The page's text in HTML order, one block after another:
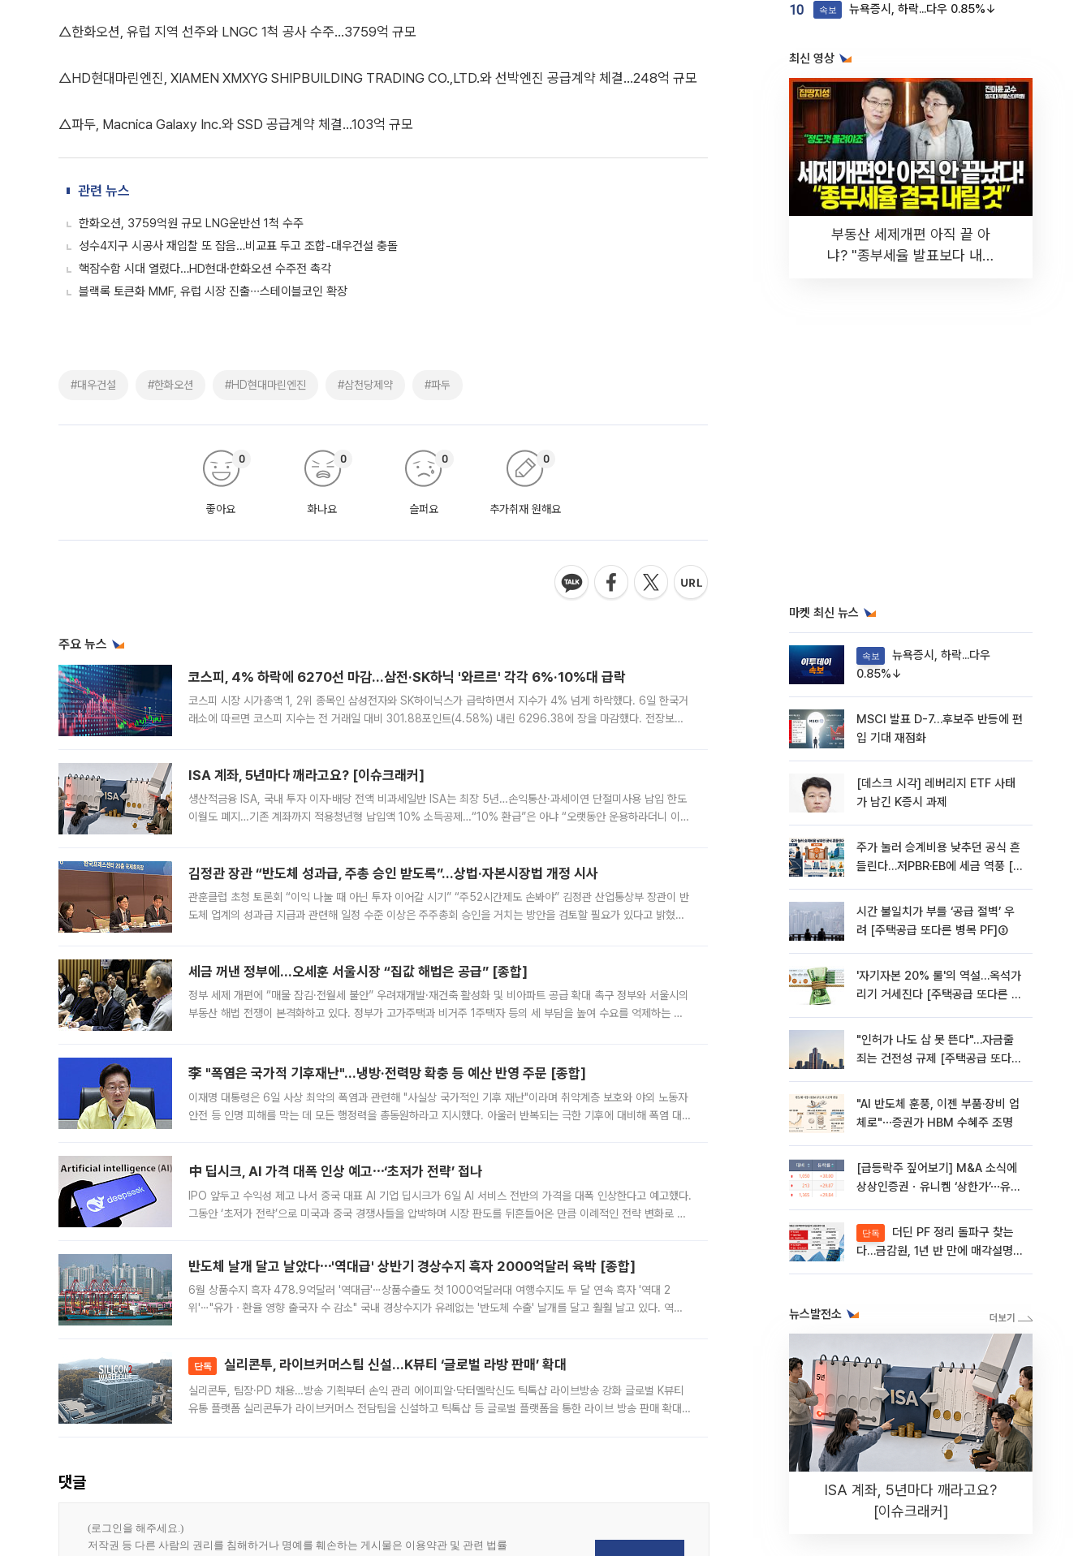
△한화오션, 유럽 지역 선주와 LNGC 1척 공사 수주...3759억 규모
△HD현대마린엔진, XIAMEN XMXYG SHIPBUILDING TRADING CO.,LTD.와 선박엔진 공급계약 체결...248억 규모
△파두, Macnica Galaxy Inc.와 SSD 공급계약 체결...103억 규모
관련 뉴스
한화오션, 3759억원 규모 LNG운반선 1척 수주
성수4지구 시공사 재입찰 또 잡음…비교표 두고 조합-대우건설 충돌
핵잠수함 시대 열렸다…HD현대·한화오션 수주전 촉각
블랙록 토큰화 MMF, 유럽 시장 진출∙∙∙스테이블코인 확장
#대우건설 #한화오션 #HD현대마린엔진 #삼천당제약 #파두
좋아요
0
화나요
0
슬퍼요
0
추가취재 원해요
0
주요 뉴스
코스피, 4% 하락에 6270선 마감…삼전·SK하닉 '와르르' 각각 6%·10%대 급락
코스피 시장 시가총액 1, 2위 종목인 삼성전자와 SK하이닉스가 급락하면서 지수가 4% 넘게 하락했다. 6일 한국거
래소에 따르면 코스피 지수는 전 거래일 대비 301.88포인트(4.58%) 내린 6296.38에 장을 마감했다. 전장보다
ISA 계좌, 5년마다 깨라고요? [이슈크래커]
생산적금융 ISA, 국내 투자 이자·배당 전액 비과세일반 ISA는 최장 5년…손익통산·과세이연 단절미사용 납입 한도
이월도 폐지…기존 계좌까지 적용청년형 납입액 10% 소득공제…“10% 환급”은 아냐 “오랫동안 운용하라더니 이제
김정관 장관 “반도체 성과급, 주총 승인 받도록”…상법·자본시장법 개정 시사
관훈클럽 초청 토론회 “이익 나눌 때 아닌 투자 이어갈 시기” “주52시간제도 손봐야” 김정관 산업통상부 장관이 반
도체 업계의 성과급 지급과 관련해 일정 수준 이상은 주주총회 승인을 거치는 방안을 검토할 필요가 있다고 밝혔다.
세금 꺼낸 정부에…오세훈 서울시장 “집값 해법은 공급” [종합]
정부 세제 개편에 “매물 잠김·전월세 불안” 우려재개발·재건축 활성화 및 비아파트 공급 확대 촉구 정부와 서울시의
부동산 해법 전쟁이 본격화하고 있다. 정부가 고가주택과 비거주 1주택자 등의 세 부담을 높여 수요를 억제하는 카
李 "폭염은 국가적 기후재난"…냉방·전력망 확충 등 예산 반영 주문 [종합]
이재명 대통령은 6일 사상 최악의 폭염과 관련해 "사실상 국가적인 기후 재난"이라며 취약계층 보호와 야외 노동자
안전 등 인명 피해를 막는 데 모든 행정력을 총동원하라고 지시했다. 아울러 반복되는 극한 기후에 대비해 폭염 대응
中 딥시크, AI 가격 대폭 인상 예고⋯‘초저가 전략’ 접나
IPO 앞두고 수익성 제고 나서 중국 대표 AI 기업 딥시크가 6일 AI 서비스 전반의 가격을 대폭 인상한다고 예고했다.
그동안 ‘초저가 전략’으로 미국과 중국 경쟁사들을 압박하며 시장 판도를 뒤흔들어온 만큼 이례적인 전략 변화로 평
반도체 날개 달고 날았다⋯'역대급' 상반기 경상수지 흑자 2000억달러 육박 [종합]
6월 상품수지 흑자 478.9억달러 '역대급'⋯상품수출도 첫 1000억달러대 여행수지도 두 달 연속 흑자 '역대 2
위'⋯"유가ㆍ환율 영향 출국자 수 감소" 국내 경상수지가 유례없는 '반도체 수출' 날개를 달고 훨훨 날고 있다. 역대
단독 실리콘투, 라이브커머스팀 신설…K뷰티 ‘글로벌 라방 판매’ 확대
실리콘투, 팀장·PD 채용…방송 기획부터 손익 관리 에이피알·닥터멜락신도 틱톡샵 라이브방송 강화 글로벌 K뷰티
유통 플랫폼 실리콘투가 라이브커머스 전담팀을 신설하고 틱톡샵 등 글로벌 플랫폼을 통한 라이브 방송 판매 확대에
댓글
10 속보 뉴욕증시, 하락...다우 0.85%↓
최신 영상
부동산 세제개편 아직 끝 아
냐? "종부세율 발표보다 내릴
마켓 최신 뉴스
속보
0.85%↓
MSCI 발표 D-7…후보주 반등에 편
입 기대 재점화
[데스크 시각] 레버리지 ETF 사태
가 남긴 K증시 과제
주가 눌러 승계비용 낮추던 공식 흔
들린다…저PBR·EB에 세금 역풍 [기
시간 불일치가 부를 ‘공급 절벽’ 우
려 [주택공급 또다른 병목 PF]③
'자기자본 20% 룰'의 역설…옥석가
리기 거세진다 [주택공급 또다른 병
"인허가 나도 삽 못 뜬다"…자금줄
죄는 건전성 규제 [주택공급 또다른
"AI 반도체 훈풍, 이젠 부품·장비 업
체로"⋯증권가 HBM 수혜주 조명
[급등락주 짚어보기] M&A 소식에
상상인증권ㆍ유니켐 ‘상한가’⋯유증
단독
다…금감원, 1년 반 만에 매각설명회
뉴스발전소
ISA 계좌, 5년마다 깨라고요?
[이슈크래커]